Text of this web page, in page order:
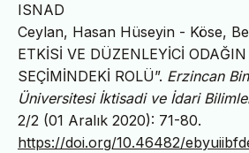
ISNAD
Ceylan, Hasan Hüseyin - Köse,
ETKİSİ VE DÜZENLEYİCİ
SEÇİMİNDEKİ ROLÜ”. Erzincan
Üniversitesi İktisadi ve İdari
2/2 (01 Aralık 2020): 71-80.
https://doi.org/10.46482/